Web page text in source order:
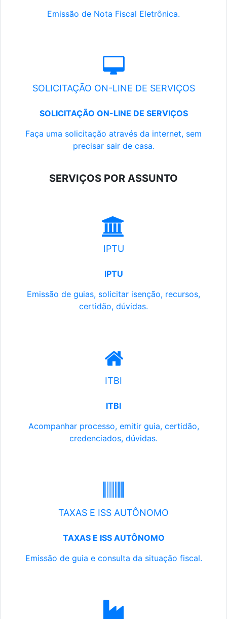
Emissão de Nota Fiscal Eletrônica.
SOLICITAÇÃO ON-LINE DE SERVIÇOS
SOLICITAÇÃO ON-LINE DE SERVIÇOS
Faça uma solicitação através da internet, sem
precisar sair de casa.
SERVIÇOS POR ASSUNTO
IPTU
IPTU
Emissão de guias, solicitar isenção, recursos,
certidão, dúvidas.
ITBI
ITBI
Acompanhar processo, emitir guia, certidão,
credenciados, dúvidas.
TAXAS E ISS AUTÔNOMO
TAXAS E ISS AUTÔNOMO
Emissão de guia e consulta da situação fiscal.